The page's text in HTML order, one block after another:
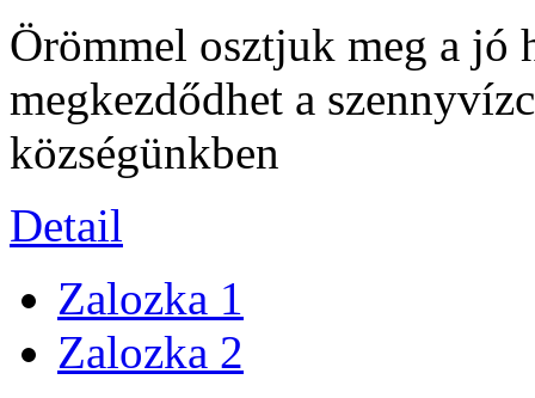
Örömmel osztjuk meg a jó
megkezdődhet a
községünkben
Detail
Zalozka 1
Zalozka 2